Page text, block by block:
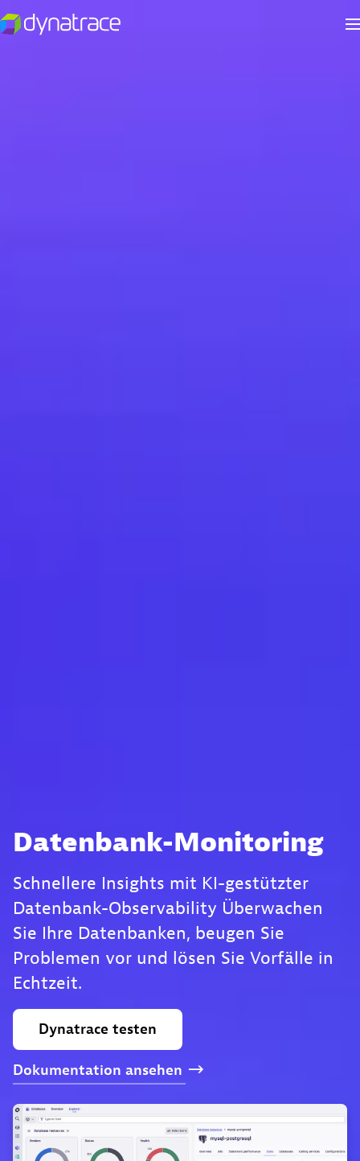
Datenbank-Monitoring
Schnellere Insights mit KI-gestützter
Datenbank-Observability Überwachen
Sie Ihre Datenbanken, beugen Sie
Problemen vor und lösen Sie Vorfälle in
Echtzeit.
Dynatrace testen
Dokumentation ansehen